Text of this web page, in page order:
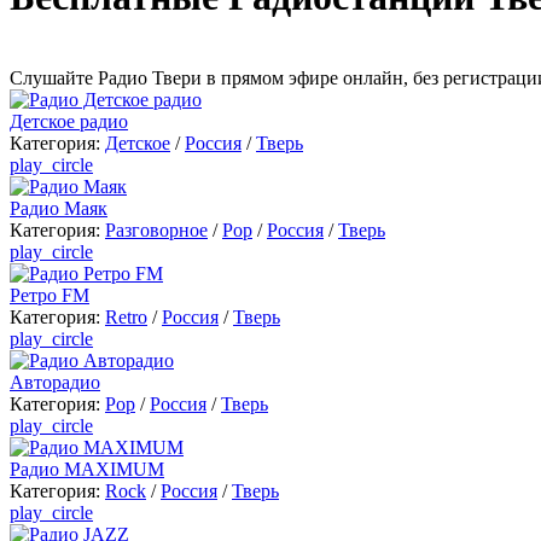
Cлушайте Радио Твери в прямом эфире онлайн, без
Детское радио
Категория: Детское /Россия /Тверь
play_circle
Радио Маяк
Категория: Разговорное /Pop /Россия /Тверь
play_circle
Ретро FM
Категория: Retro /Россия /Тверь
play_circle
Авторадио
Категория: Pop /Россия /Тверь
play_circle
Радио MAXIMUM
Категория: Rock /Россия /Тверь
play_circle